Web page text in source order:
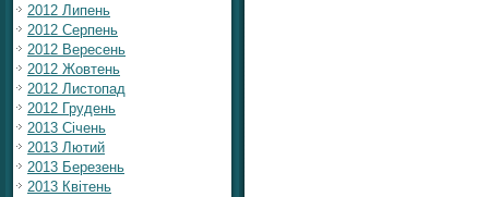
2012 Липень
2012 Серпень
2012 Вересень
2012 Жовтень
2012 Листопад
2012 Грудень
2013 Січень
2013 Лютий
2013 Березень
2013 Квітень